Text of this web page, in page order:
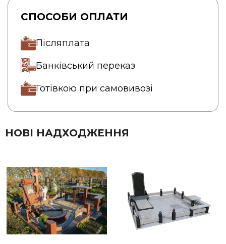
СПОСОБИ ОПЛАТИ
Післяплата
Банківський переказ
Готівкою при самовивозі
НОВІ НАДХОДЖЕННЯ